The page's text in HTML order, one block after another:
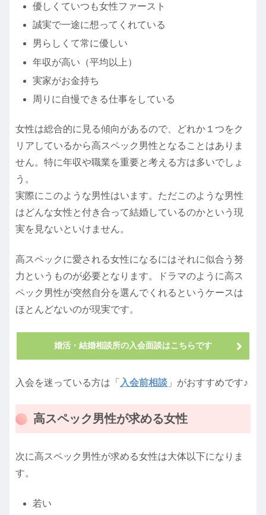
優しくていつも女性ファースト
誠実で一途に想ってくれている
男らしくて常に優しい
年収が高い（平均以上）
実家がお金持ち
周りに自慢できる仕事をしている
女性は総合的に見る傾向があるので、どれか１つをク
リアしているから高スペック男性となることはありま
せん。特に年収や職業を重要と考える方は多いでしょ
う。
実際にこのような男性はいます。ただこのような男性
はどんな女性と付き合って結婚しているのかという現
実を見ないといけません。
高スペックに愛される女性になるにはそれに似合う努
力というものが必要となります。ドラマのように高ス
ペック男性が突然自分を選んでくれるというケースは
ほとんどないのが現実です。
婚活・結婚相談所の入会面談はこちらです
入会を迷っている方は「 入会前相談 」がおすすめです♪
高スペック男性が求める女性
次に高スペック男性が求める女性は大体以下になりま
す。
若い